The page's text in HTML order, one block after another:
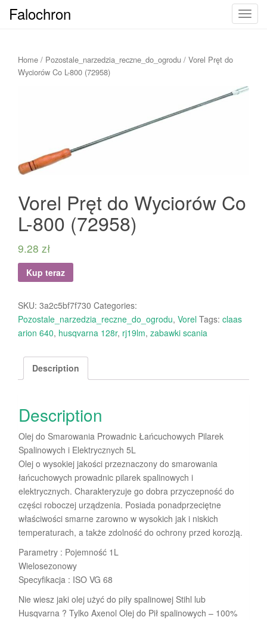
T
e
o
Falochron
Home / Pozostale_narzedzia_reczne_do_ogrodu / Vorel Pręt do
Wyciorów Co L-800 (72958)
Vorel Pręt do Wyciorów Co
L-800 (72958)
9.28 zł
Kup teraz
SKU: 3a2c5bf7f730 Categories:
Pozostale_narzedzia_reczne_do_ogrodu, Vorel Tags: claas
arion 640, husqvarna 128r, rj19lm, zabawki scania
Description
Description
Olej do Smarowania Prowadnic Łańcuchowych Pilarek
Spalinowych i Elektrycznych 5L
Olej o wysokiej jakości przeznaczony do smarowania
łańcuchowych prowadnic pilarek spalinowych i
elektrycznych. Charakteryzuje go dobra przyczepność do
części roboczej urządzenia. Posiada ponadprzeciętne
właściwości smarne zarowno w wysokich jak i niskich
temperaturach, a także zdolność do ochrony przed korozją.
Parametry : Pojemność 1L
Wielosezonowy
Specyfikacja : ISO VG 68
Nie wiesz jaki olej użyć do piły spalinowej Stihl lub
Husqvarna ? Tylko Axenol Olej do Pił spalinowych – 100%